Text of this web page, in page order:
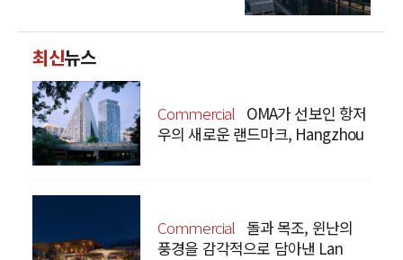
최신뉴스
Commercial OMA가 선보인 항저
우의 새로운 랜드마크, Hangzhou
Commercial 돌과 목조, 윈난의
풍경을 감각적으로 담아낸 Lan